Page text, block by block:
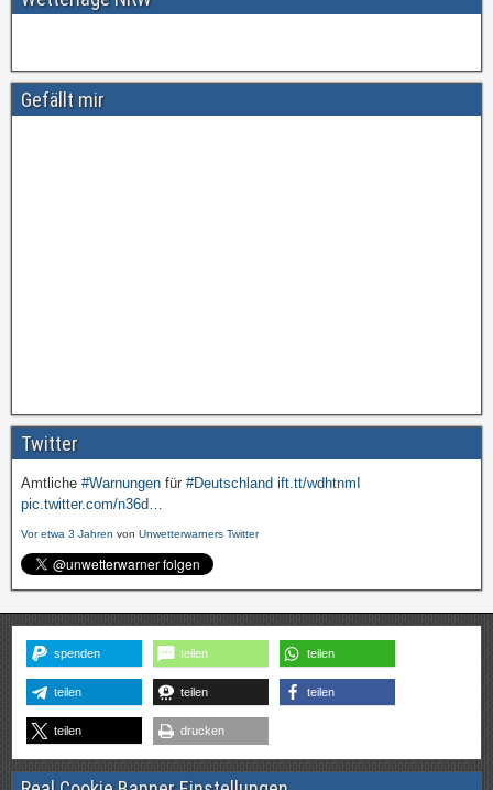
Gefällt mir
Twitter
Amtliche #Warnungen für #Deutschland ift.tt/wdhtnmI
pic.twitter.com/n36d…
Vor etwa 3 Jahren von Unwetterwarners Twitter
spenden teilen teilen
teilen teilen teilen
teilen drucken